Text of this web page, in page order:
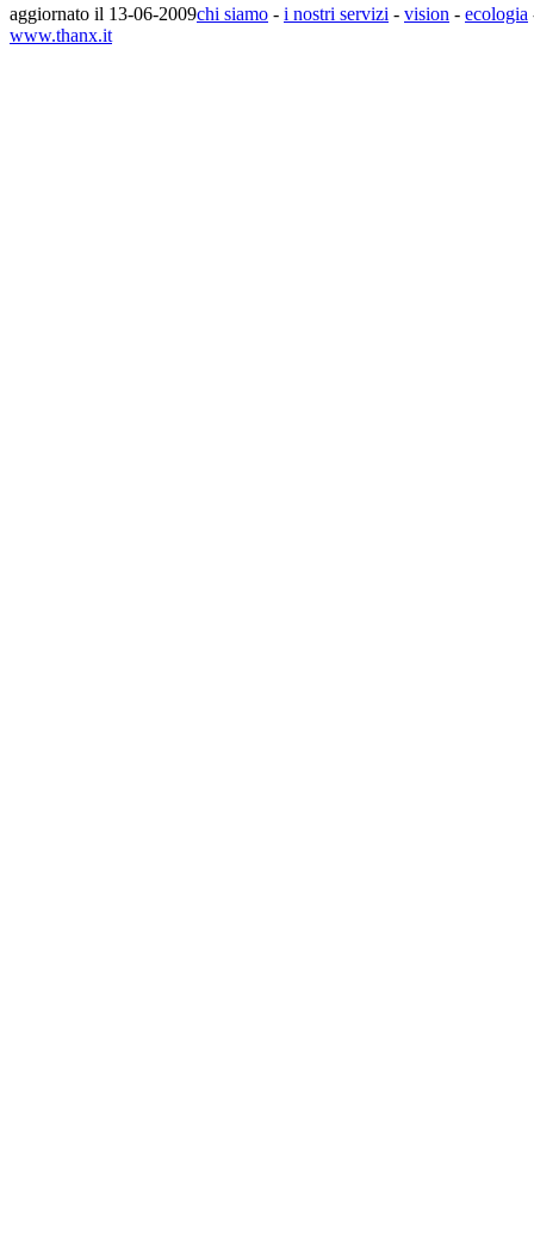
aggiornato il 13-06-2009chi siamo - i nostri servizi - vision - ecologia
www.thanx.it